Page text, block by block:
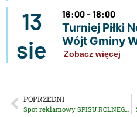
13
sie
16:00 - 18:00
Turniej Piłki
Wójt Gminy
Zobacz więcej
POPRZEDNI